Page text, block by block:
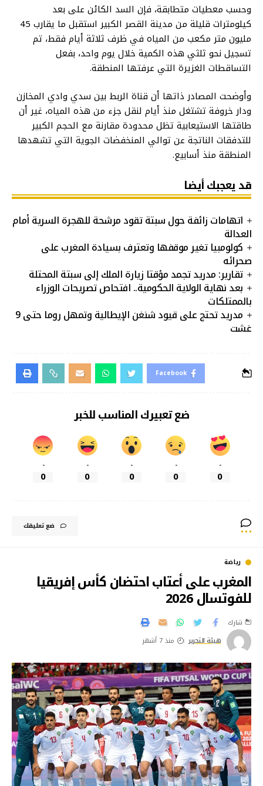
وحسب معطيات متطابقة، فإن السد الكائن على بعد
كيلومترات قليلة من مدينة القصر الكبير استقبل ما يقارب 45
مليون متر مكعب من المياه في ظرف ثلاثة أيام فقط، تم
تسجيل نحو ثلثي هذه الكمية خلال يوم واحد، بفعل
التساقطات الغزيرة التي عرفتها المنطقة.
وأوضحت المصادر ذاتها أن قناة الربط بين سدي وادي المخازن
ودار خروفة تشتغل منذ أيام لنقل جزء من هذه المياه، غير أن
طاقتها الاستيعابية تظل محدودة مقارنة مع الحجم الكبير
للتدفقات الناتجة عن توالي المنخفضات الجوية التي تشهدها
المنطقة منذ أسابيع.
قد يعجبك أيضا
اتهامات زائفة حول سبتة تقود مرشحة للهجرة السرية أمام
العدالة
كولومبيا تغير موقفها وتعترف بسيادة المغرب على
صحرائه
تقارير: مدريد تجمد مؤقتا زيارة الملك إلى سبتة المحتلة
بعد نهاية الولاية الحكومية.. افتحاص تصريحات الوزراء
بالممتلكات
مدريد تحتج على قيود شنغن الإيطالية وتمهل روما حتى 9
غشت
Facebook
ضع تعبيرك المناسب للخبر
-
0
-
0
-
0
-
0
-
0
ضع تعليقك
رياضة
المغرب على أعتاب احتضان كأس إفريقيا
للفوتسال 2026
هيئة التحرير منذ 7 أشهر
شارك